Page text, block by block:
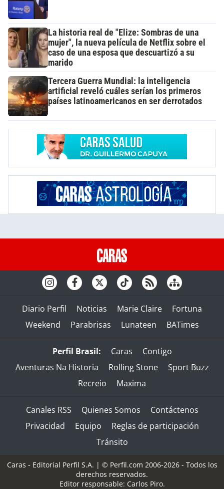
La historia real de "Elize: Sombras de una
mujer", la nueva película de Netflix sobre el
caso de una esposa que descuartizó a su
marido
Tercera Guerra Mundial: la inteligencia
artificial reveló cuáles serían los primeros
países latinoamericanos en ser derrotados
Diario Perfil Noticias Marie Claire
Fortuna
Weekend
Parabrisas Lunateen BATimes
Perfil Brasil: Caras
Contigo
Aventuras Na Historia
Rolling Stone
Sport Buzz
Recreio
Maxima
Canales RSS Quienes Somos
Contáctenos
Privacidad
Equipo
Reglas de participación
Tránsito
Caras - Editorial Perfil S.A. | © Perfil.com 2006-2026 - Todos los
derechos reservados.
Editor responsable: Carlos Piro.